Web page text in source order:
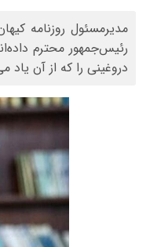
مدیرمسئول روزنامه
رئیس‌جمهور محترم
دروغینی را که از آن